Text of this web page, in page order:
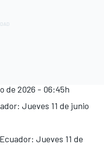
de 2026 - 06:45h
Jueves 11 de junio
Jueves 11 de